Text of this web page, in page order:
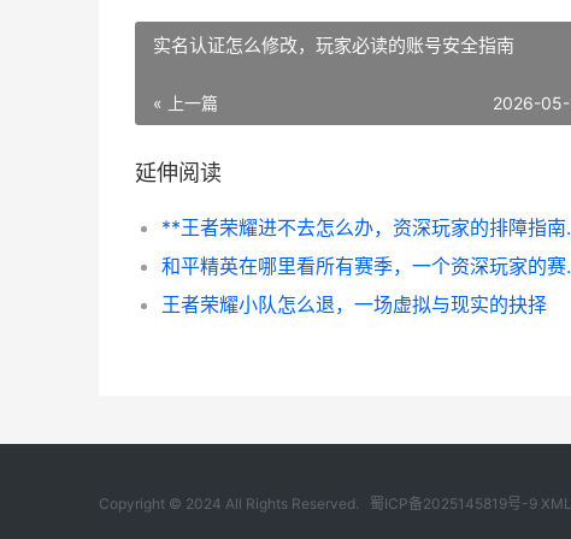
实名认证怎么修改，玩家必读的账号安全指南
« 上一篇 2026-05-
延伸阅读
**王者荣
和平精英
王者荣耀小队怎么退，一场虚拟与现实的抉择
Copyright © 2024 All Rights Reserved. 蜀ICP备2025145819号-9